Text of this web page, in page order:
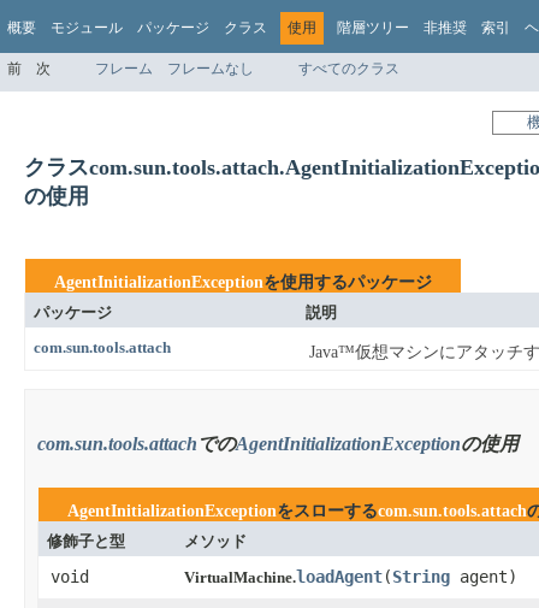
概要 モジュール パッケージ クラス 使用 階層ツリー 非推奨 索引
前 次 フレーム フレームなし すべてのクラス
クラス
の使用
AgentInitializationExceptionを使用するパッケージ
パッケージ
説明
com.sun.tools.attach
Java™仮想マシンにアタッチ
com.sun.tools.attach でのAgentInitializationExceptionの使用
AgentInitializationExceptionをスローするcom.sun.tools.attach
修飾子と型
メソッド
void VirtualMachine.loadAgent​(String agent)